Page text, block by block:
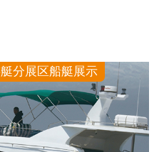
分展区船艇展示